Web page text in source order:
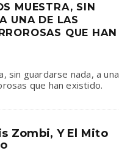
MUESTRA, SIN
UNA DE LAS
QUE HAN
sin guardarse nada, a una
que han existido.
Zombi, Y El Mito